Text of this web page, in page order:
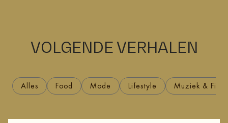
VOLGENDE VERHALEN
Alles Food Mode Lifestyle Muziek &